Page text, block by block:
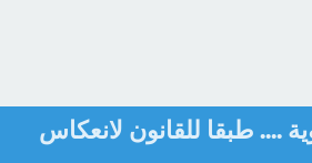
فانه ينعكس بزاوية .... طبقا للقانون لانعكاس